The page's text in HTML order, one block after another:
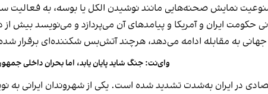
نمایش صحنه‌هایی مانند نوشیدن الکل یا بوسه، به فعالیت
ایران و آمریکا و پیامدهای آن می‌پردازد و می‌نویسد بیش
جهانی به مقابله ادامه می‌دهد، هرچند آتش‌بس شکننده‌ای برقرار
وای‌نت: جنگ شاید پایان یابد، اما بحران داخلی
در ایران به‌شدت تشدید شده است. یکی از شهروندان ایرانی